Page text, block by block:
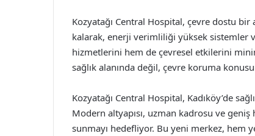
Kozyatağı Central Hospital, çevre dostu
kalarak, enerji verimliliği yüksek sistemler
hizmetlerini hem de çevresel etkilerini
sağlık alanında değil, çevre koruma
Kozyatağı Central Hospital, Kadıköy’de
Modern altyapısı, uzman kadrosu ve
sunmayı hedefliyor. Bu yeni merkez, hem